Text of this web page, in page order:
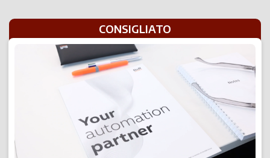
CONSIGLIATO